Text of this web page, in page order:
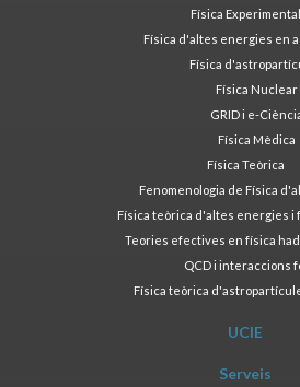
Física Experimental
Física d'altes energies en
Física
Física Nuclear
GRID i e-
Física Mèdica
Física Teòrica
Fenomenologia de Física
Física teòrica d'altes energies i
Teories efectives en física
QCD i interaccions
Física teòrica
UCIE
Serveis